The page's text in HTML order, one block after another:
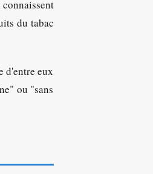
du tabac
d'entre eux
ou "sans